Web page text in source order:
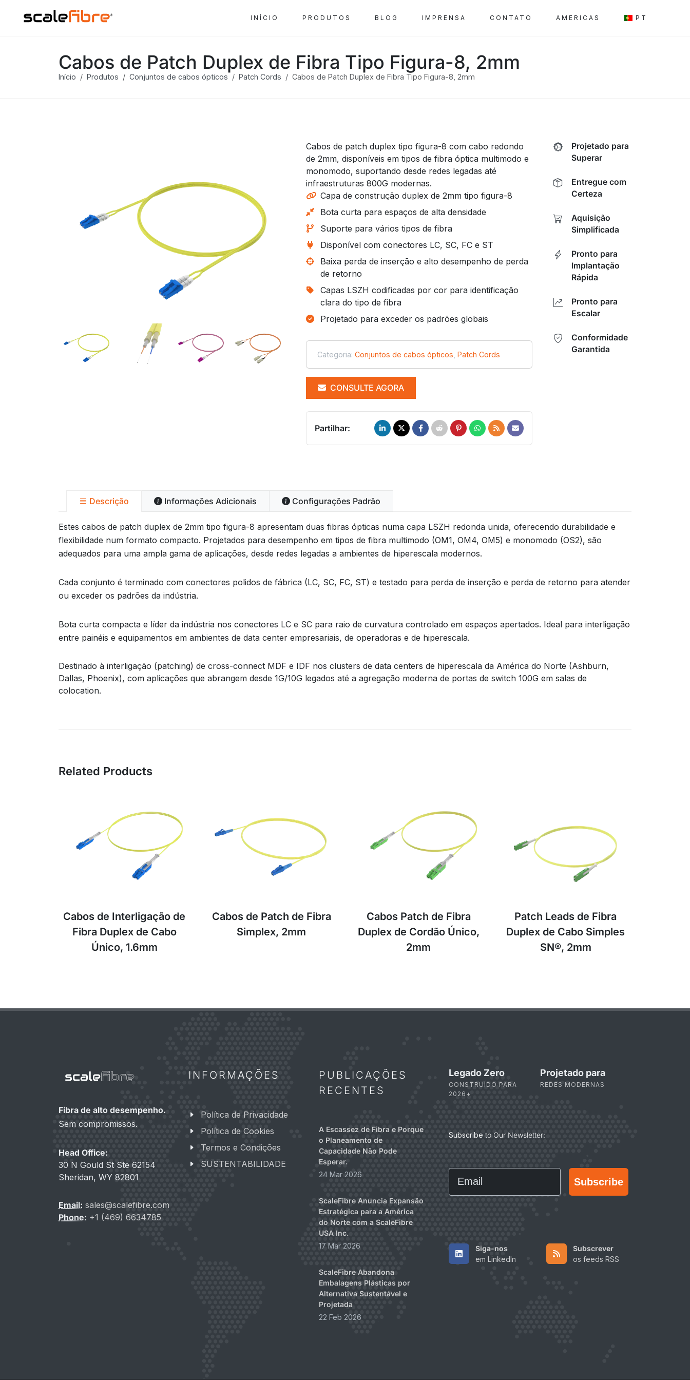
INÍCIO PRODUTOS BLOG IMPRENSA CONTATO AMERICAS PT
Cabos de Patch Duplex de Fibra Tipo Figura-8, 2mm
Início Produtos Conjuntos de cabos ópticos Patch Cords Cabos de Patch Duplex de Fibra Tipo Figura-8, 2mm
Cabos de patch duplex tipo figura-8 com cabo redondo
de 2mm, disponíveis em tipos de fibra óptica multimodo e
monomodo, suportando desde redes legadas até
infraestruturas 800G modernas.
Capa de construção duplex de 2mm tipo figura-8
Bota curta para espaços de alta densidade
Suporte para vários tipos de fibra
Disponível com conectores LC, SC, FC e ST
Baixa perda de inserção e alto desempenho de perda
de retorno
Capas LSZH codificadas por cor para identificação
clara do tipo de fibra
Projetado para exceder os padrões globais
Categoria: Conjuntos de cabos ópticos Patch Cords
CONSULTE AGORA
Partilhar:
Projetado para
Superar
Entregue com
Certeza
Aquisição
Simplificada
Pronto para
Implantação
Rápida
Pronto para
Escalar
Conformidade
Garantida
Descrição Informações Adicionais Configurações Padrão
Estes cabos de patch duplex de 2mm tipo figura-8 apresentam duas fibras ópticas numa capa LSZH redonda unida, oferecendo durabilidade e
flexibilidade num formato compacto. Projetados para desempenho em tipos de fibra multimodo (OM1, OM4, OM5) e monomodo (OS2), são
adequados para uma ampla gama de aplicações, desde redes legadas a ambientes de hiperescala modernos.
Cada conjunto é terminado com conectores polidos de fábrica (LC, SC, FC, ST) e testado para perda de inserção e perda de retorno para atender
ou exceder os padrões da indústria.
Bota curta compacta e líder da indústria nos conectores LC e SC para raio de curvatura controlado em espaços apertados. Ideal para interligação
entre painéis e equipamentos em ambientes de data center empresariais, de operadoras e de hiperescala.
Destinado à interligação (patching) de cross-connect MDF e IDF nos clusters de data centers de hiperescala da América do Norte (Ashburn,
Dallas, Phoenix), com aplicações que abrangem desde 1G/10G legados até a agregação moderna de portas de switch 100G em salas de
colocation.
Related Products
Cabos de Interligação de
Fibra Duplex de Cabo
Único, 1.6mm
Cabos de Patch de Fibra
Simplex, 2mm
Cabos Patch de Fibra
Duplex de Cordão Único,
2mm
Patch Leads de Fibra
Duplex de Cabo Simples
SN®, 2mm
Fibra de alto desempenho.
Sem compromissos.
Head Office:
30 N Gould St Ste 62154
Sheridan, WY 82801
Email: sales@scalefibre.com
Phone: +1 (469) 6634785
INFORMAÇÕES
Política de Privacidade
Política de Cookies
Termos e Condições
SUSTENTABILIDADE
PUBLICAÇÕES
RECENTES
A Escassez de Fibra e Porque
o Planeamento de
Capacidade Não Pode
Esperar.
24 Mar 2026
ScaleFibre Anuncia Expansão
Estratégica para a América
do Norte com a ScaleFibre
USA Inc.
17 Mar 2026
ScaleFibre Abandona
Embalagens Plásticas por
Alternativa Sustentável e
Projetada
22 Feb 2026
Legado Zero
CONSTRUÍDO PARA
2026+
Projetado para
REDES MODERNAS
Subscribe to Our Newsletter:
Email
Subscribe
Siga-nos
em LinkedIn
Subscrever
os feeds RSS